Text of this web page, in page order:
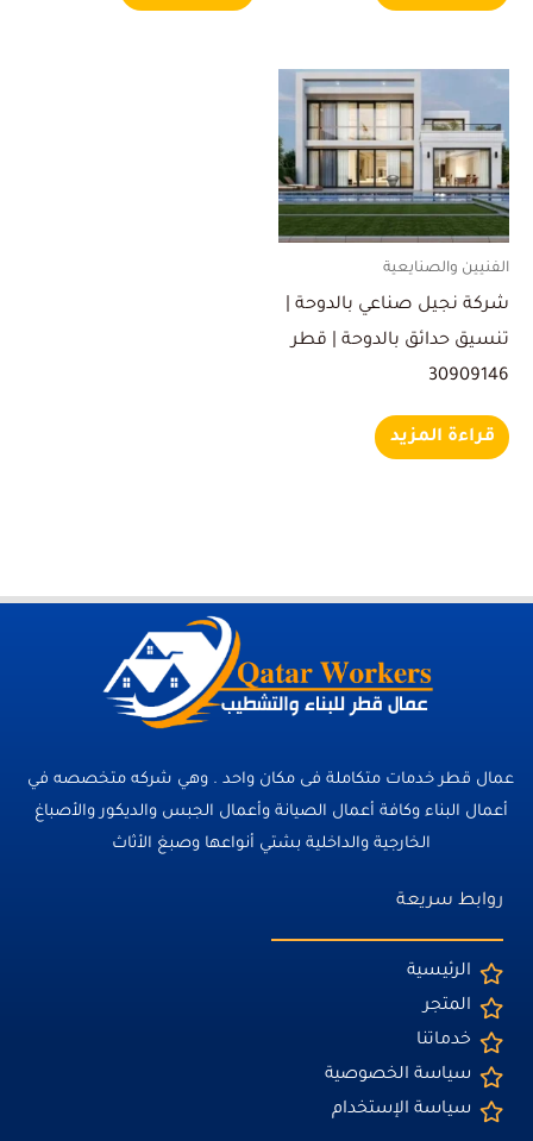
الفنيين والصنايعية
شركة نجيل صناعي بالدوحة |
تنسيق حدائق بالدوحة | قطر
30909146
قراءة المزيد
عمال قطر خدمات متكاملة فى مكان واحد . وهي شركه متخصصه في
أعمال البناء وكافة أعمال الصيانة وأعمال الجبس والديكور والأصباغ
الخارجية والداخلية بشتي أنواعها وصبغ الأثاث
روابط سريعة
الرئيسية
المتجر
خدماتنا
سياسة الخصوصية
سياسة الإستخدام